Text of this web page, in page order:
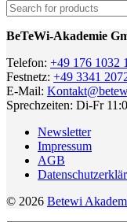
BeTeWi-Akademie
Telefon: +49 176 1032
Festnetz: +49 3341
E-Mail:
Sprechzeiten: Di-Fr
Newsletter
Impressum
AGB
© 2026 Betewi